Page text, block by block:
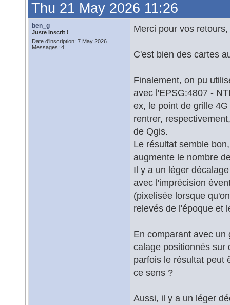
Thu 21 May 2026 11:26
ben_g
Juste Inscrit !
Date d'inscription: 7 May 2026
Messages: 4
Merci pour vos
C'est bien des cartes
Finalement, on pu
avec l'EPSG:4807 -
ex, le point de grille
rentrer,
de Qgis.
Le résultat semble
augmente le nombre
Il y a un léger
avec l'imprécision
(pixelisée lorsque
relevés de l'époque et
En comparant avec
calage positionnés sur
parfois le résultat peut
ce sens ?
Aussi, il y a un léger